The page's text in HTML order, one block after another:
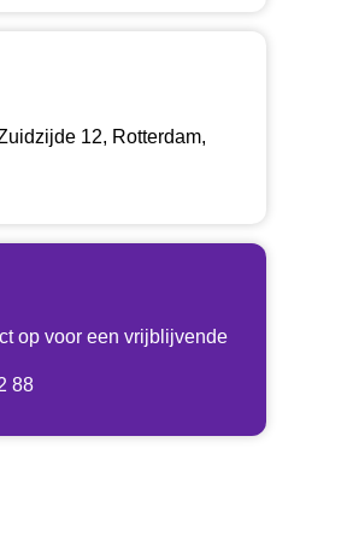
12, Rotterdam,
op voor een vrijblijvende
88